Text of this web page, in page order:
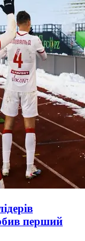
перший